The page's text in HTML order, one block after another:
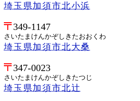
埼玉県加須市北小浜
349-1147
さいたまけんかぞしきたおおくわ
埼玉県加須市北大桑
347-0023
さいたまけんかぞしきたつじ
埼玉県加須市北辻